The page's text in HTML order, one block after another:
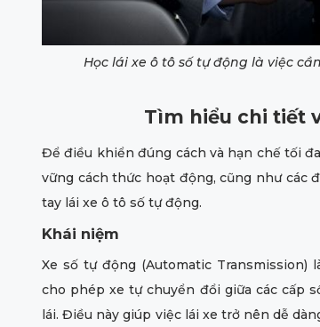
Học lái xe ô tô số tự động là việc
Tìm hiểu chi tiết
Để điều khiển đúng cách và hạn chế tối
vững cách thức hoạt động, cũng như các
tay lái xe ô tô số tự động.
Khái niệm
Xe số tự động (Automatic
cho phép xe tự chuyển đổi giữa các cấp
lái. Điều này giúp việc lái xe trở nên dễ